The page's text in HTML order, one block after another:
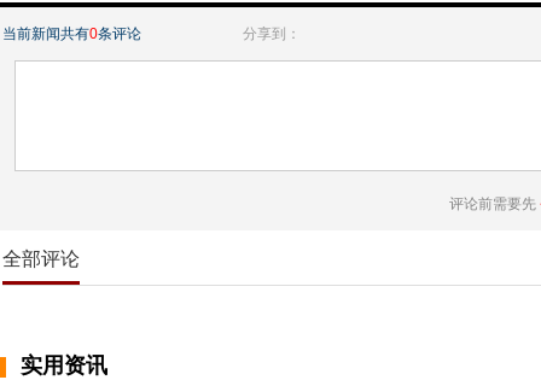
当前新闻共有0条评论 分享到：
评论前需要先
全部评论
实用资讯